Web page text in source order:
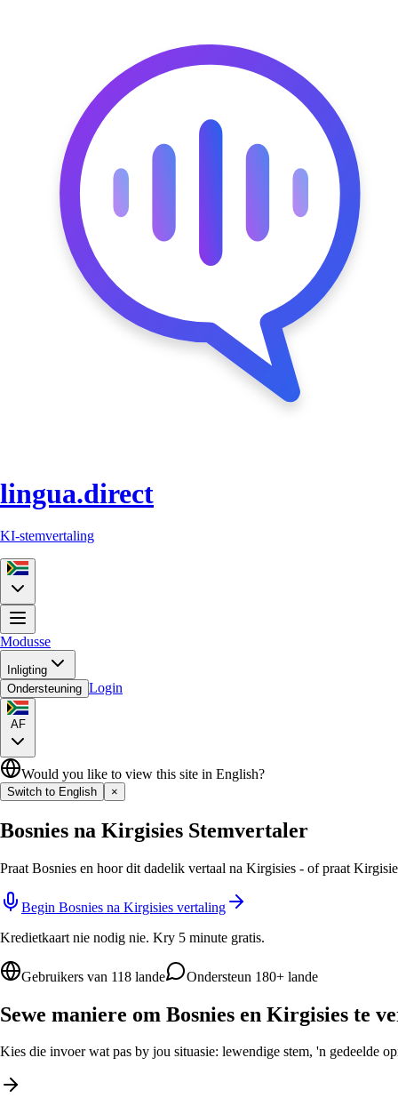
lingua.direct
KI-stemvertaling
Modusse
Inligting
Ondersteuning Login
AF
Would you like to view this site in English?
Switch to English ×
Bosnies na Kirgisies Stemvertaler
Praat Bosnies en hoor dit dadelik vertaal na Kirgisies - of praat
Begin Bosnies na Kirgisies vertaling
Kredietkaart nie nodig nie. Kry 5 minute gratis.
Gebruikers van 118 lande Ondersteun 180+ lande
Sewe maniere om Bosnies en Kirgisies te
Kies die invoer wat pas by jou situasie: lewendige stem, 'n gedeelde